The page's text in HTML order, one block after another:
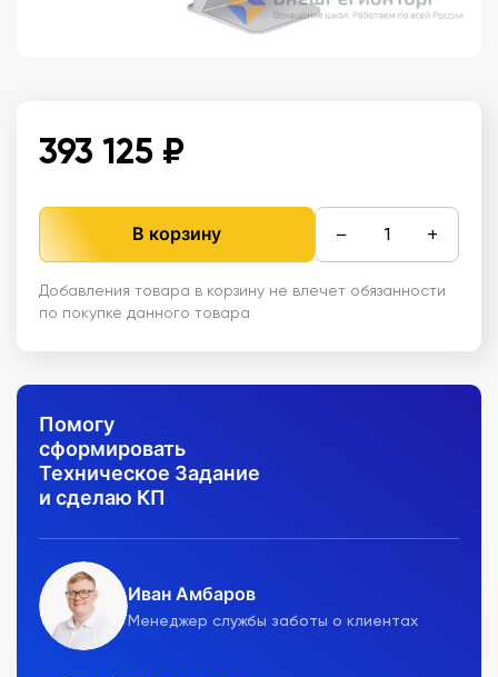
393 125 ₽
В корзину − +
Добавления товара в корзину не влечет обязанности
по покупке данного товара
Помогу
сформировать
Техническое Задание
и сделаю КП
Иван Амбаров
Менеджер службы заботы о клиентах